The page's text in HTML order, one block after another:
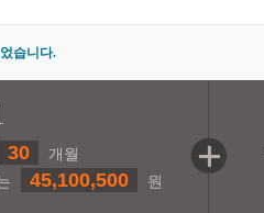
습니다.
30
개월
45,100,500
원